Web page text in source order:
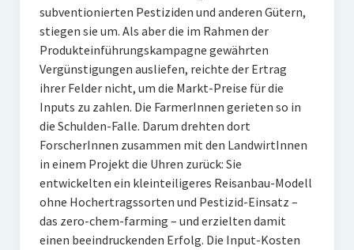
subventionierten Pestiziden und anderen Gütern,
stiegen sie um. Als aber die im Rahmen der
Produkteinführungskampagne gewährten
Vergünstigungen ausliefen, reichte der Ertrag
ihrer Felder nicht, um die Markt-Preise für die
Inputs zu zahlen. Die FarmerInnen gerieten so in
die Schulden-Falle. Darum drehten dort
ForscherInnen zusammen mit den LandwirtInnen
in einem Projekt die Uhren zurück: Sie
entwickelten ein kleinteiligeres Reisanbau-Modell
ohne Hochertragssorten und Pestizid-Einsatz –
das zero-chem-farming – und erzielten damit
einen beeindruckenden Erfolg. Die Input-Kosten